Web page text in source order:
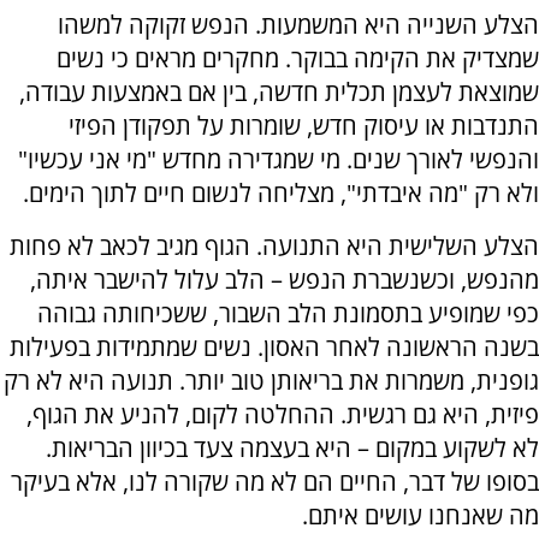
הצלע השנייה היא המשמעות. הנפש זקוקה למשהו
שמצדיק את הקימה בבוקר. מחקרים מראים כי נשים
שמוצאת לעצמן תכלית חדשה, בין אם באמצעות עבודה,
התנדבות או עיסוק חדש, שומרות על תפקודן הפיזי
והנפשי לאורך שנים. מי שמגדירה מחדש "מי אני עכשיו"
ולא רק "מה איבדתי", מצליחה לנשום חיים לתוך הימים.
הצלע השלישית היא התנועה. הגוף מגיב לכאב לא פחות
מהנפש, וכשנשברת הנפש – הלב עלול להישבר איתה,
כפי שמופיע בתסמונת הלב השבור, ששכיחותה גבוהה
בשנה הראשונה לאחר האסון. נשים שמתמידות בפעילות
גופנית, משמרות את בריאותן טוב יותר. תנועה היא לא רק
פיזית, היא גם רגשית. ההחלטה לקום, להניע את הגוף,
לא לשקוע במקום – היא בעצמה צעד בכיוון הבריאות.
בסופו של דבר, החיים הם לא מה שקורה לנו, אלא בעיקר
מה שאנחנו עושים איתם.